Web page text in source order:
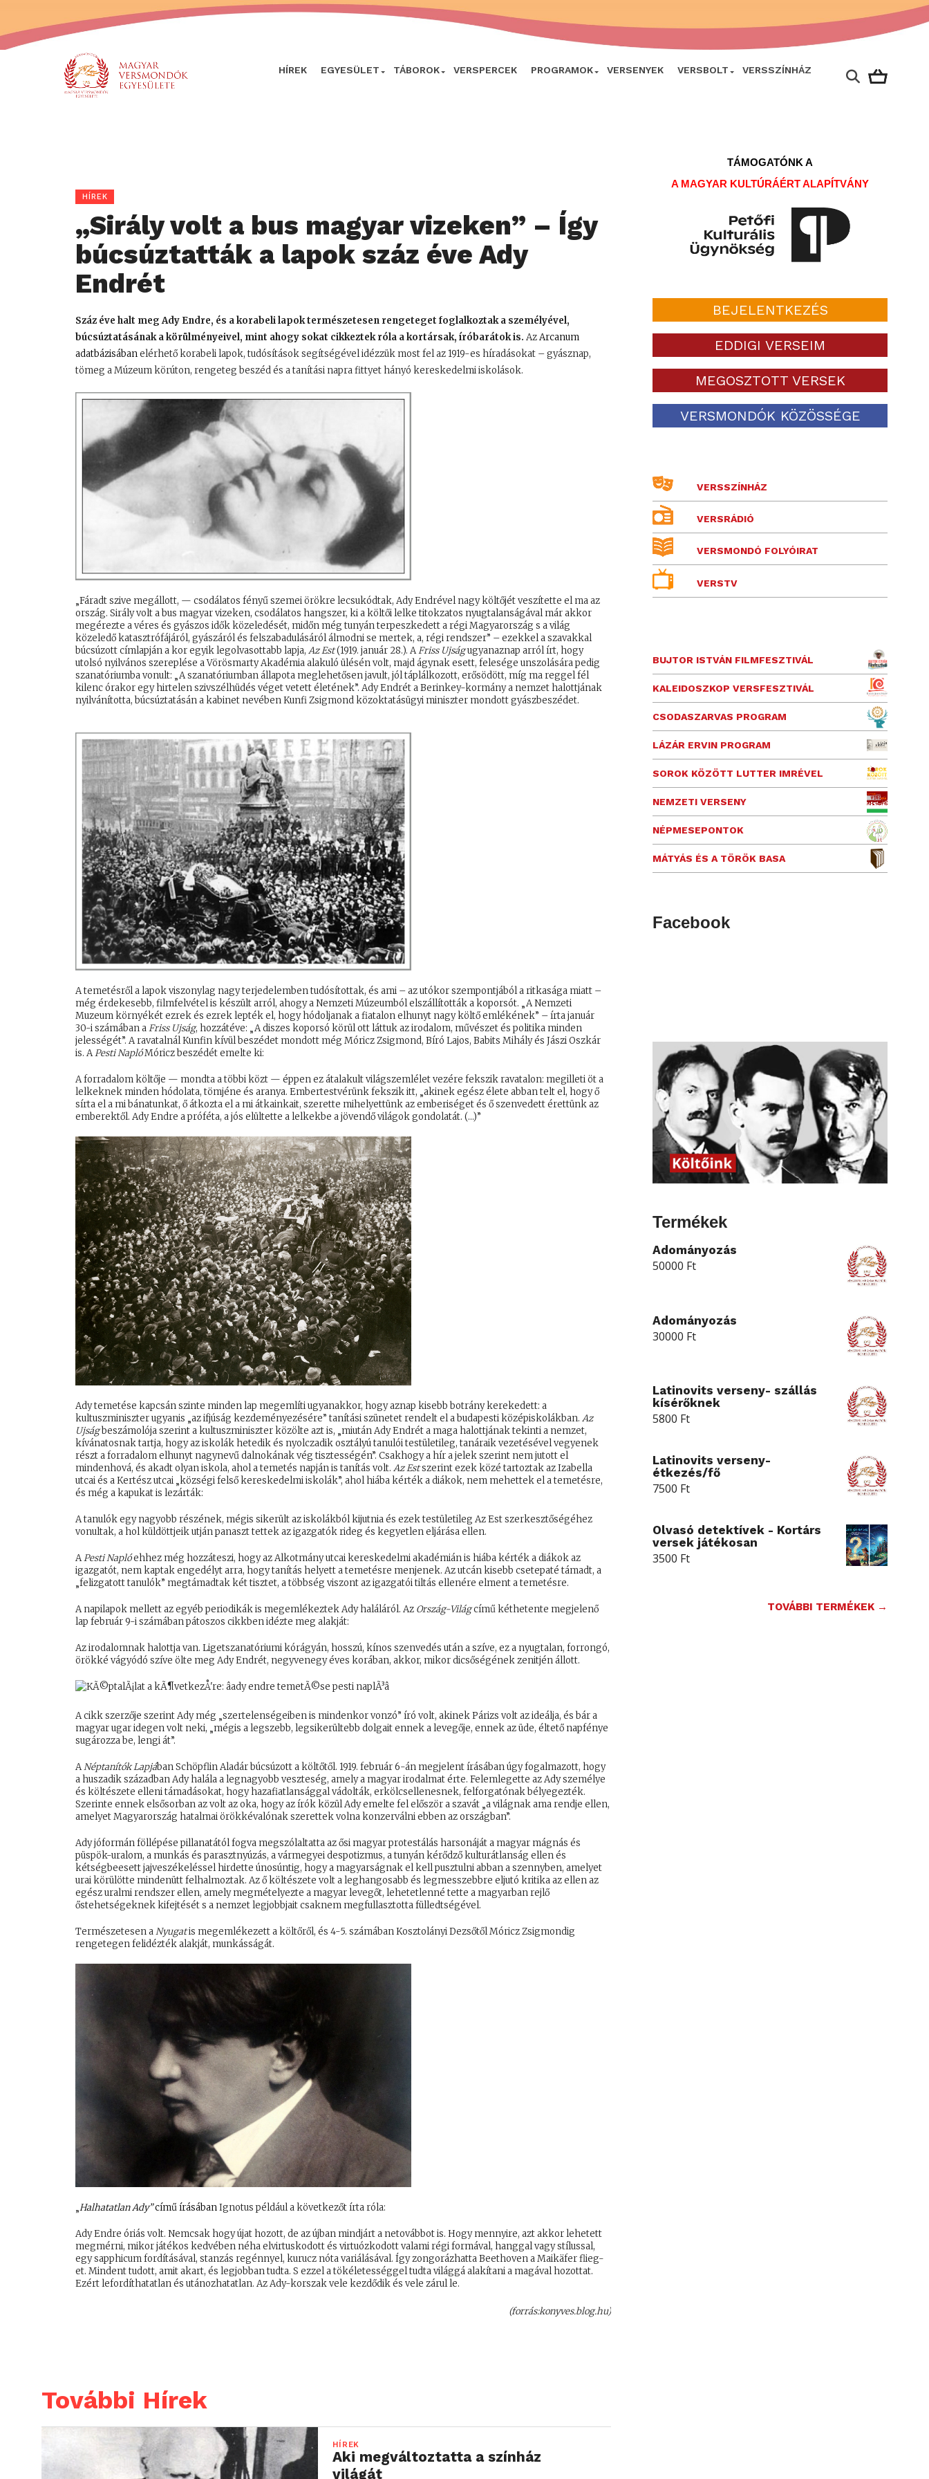
HÍREK EGYESÜLET TÁBOROK VERSPERCEK PROGRAMOK VERSENYEK VERSBOLT VERSSZÍNHÁZ
HÍREK
„Sirály volt a bus magyar vizeken” – Így
búcsúztatták a lapok száz éve Ady
Endrét
Száz éve halt meg Ady Endre, és a korabeli lapok természetesen rengeteget foglalkoztak a személyével,
búcsúztatásának a körülményeivel, mint ahogy sokat cikkeztek róla a kortársak, íróbarátok is. AzArcanum
adatbázisábanelérhető korabeli lapok, tudósítások segítségével idézzük most fel az 1919-es híradásokat – gyásznap,
tömeg a Múzeum körúton, rengeteg beszéd és a tanítási napra fittyet hányó kereskedelmi iskolások.
„Fáradt szive megállott, — csodálatos fényű szemei örökre lecsukódtak, Ady Endrével nagy költőjét veszítette el ma az
ország. Sirály volt a bus magyar vizeken, csodálatos hangszer, ki a költői lelke titokzatos nyugtalanságával már akkor
megérezte a véres és gyászos idők közeledését, midőn még tunyán terpeszkedett a régi Magyarország s a világ
közeledő katasztrófájáról, gyászáról és felszabadulásáról álmodni se mertek, a, régi rendszer” – ezekkel a szavakkal
búcsúzott címlapján a kor egyik legolvasottabb lapja,Az Est(1919. január 28.). AFriss Ujságugyanaznap arról írt, hogy
utolsó nyilvános szereplése a Vörösmarty Akadémia alakuló ülésén volt, majd ágynak esett, felesége unszolására pedig
szanatóriumba vonult: „A szanatóriumban állapota meglehetősen javult, jól táplálkozott, erősödött, míg ma reggel fél
kilenc órakor egy hirtelen szivszélhüdés véget vetett életének”. Ady Endrét a Berinkey-kormány a nemzet halottjának
nyilvánította, búcsúztatásán a kabinet nevében Kunfi Zsigmond közoktatásügyi miniszter mondott gyászbeszédet.
A temetésről a lapok viszonylag nagy terjedelemben tudósítottak, és ami – az utókor szempontjából a ritkasága miatt –
még érdekesebb, filmfelvétel is készült arról, ahogy a Nemzeti Múzeumból elszállították a koporsót. „A Nemzeti
Muzeum környékét ezrek és ezrek lepték el, hogy hódoljanak a fiatalon elhunyt nagy költő emlékének” – írta január
30-i számában aFriss Ujság, hozzátéve: „A diszes koporsó körül ott láttuk az irodalom, művészet és politika minden
jelességét”. A ravatalnál Kunfin kívül beszédet mondott még Móricz Zsigmond, Bíró Lajos, Babits Mihály és Jászi Oszkár
is. APesti NaplóMóricz beszédét emelte ki:
A forradalom költője — mondta a többi közt — éppen ez átalakult világszemlélet vezére fekszik ravatalon: megilleti öt a
lelkeknek minden hódolata, tömjéne és aranya. Embertestvérünk fekszik itt, „akinek egész élete abban telt el, hogy ő
sírta el a mi bánatunkat, ő átkozta el a mi átkainkait, szerette mihelyettünk az emberiséget és ő szenvedett érettünk az
emberektől. Ady Endre a próféta, a jós elültette a lelkekbe a jövendő világok gondolatát. (…)”
Ady temetése kapcsán szinte minden lap megemlíti ugyanakkor, hogy aznap kisebb botrány kerekedett: a
kultuszminiszter ugyanis „az ifjúság kezdeményezésére” tanítási szünetet rendelt el a budapesti középiskolákban.Az
Ujságbeszámolója szerint a kultuszminiszter közölte azt is, „miután Ady Endrét a maga halottjának tekinti a nemzet,
kívánatosnak tartja, hogy az iskolák hetedik és nyolczadik osztályú tanulói testületileg, tanáraik vezetésével vegyenek
részt a forradalom elhunyt nagynevű dalnokának vég tisztességén”. Csakhogy a hír a jelek szerint nem jutott el
mindenhová, és akadt olyan iskola, ahol a temetés napján is tanítás volt.Az Estszerint ezek közé tartoztak az Izabella
utcai és a Kertész utcai „községi felső kereskedelmi iskolák”, ahol hiába kérték a diákok, nem mehettek el a temetésre,
és még a kapukat is lezárták:
A tanulók egy nagyobb részének, mégis sikerült az iskolákból kijutnia és ezek testületileg Az Est szerkesztőségéhez
vonultak, a hol küldöttjeik utján panaszt tettek az igazgatók rideg és kegyetlen eljárása ellen.
APesti Naplóehhez még hozzáteszi, hogy az Alkotmány utcai kereskedelmi akadémián is hiába kérték a diákok az
igazgatót, nem kaptak engedélyt arra, hogy tanítás helyett a temetésre menjenek. Az utcán kisebb csetepaté támadt, a
„felizgatott tanulók” megtámadtak két tisztet, a többség viszont az igazgatói tiltás ellenére elment a temetésre.
A napilapok mellett az egyéb periodikák is megemlékeztek Ady haláláról. Az Ország-Világcímű kéthetente megjelenő
lap február 9-i számában pátoszos cikkben idézte meg alakját:
Az irodalomnak halottja van. Ligetszanatóriumi kórágyán, hosszú, kínos szenvedés után a szíve, ez a nyugtalan, forrongó,
örökké vágyódó szíve ölte meg Ady Endrét, negyvenegy éves korában, akkor, mikor dicsőségének zenitjén állott.
A cikk szerzője szerint Ady még „szertelenségeiben is mindenkor vonzó” író volt, akinek Párizs volt az ideálja, és bár a
magyar ugar idegen volt neki, „mégis a legszebb, legsikerültebb dolgait ennek a levegője, ennek az üde, éltető napfénye
sugározza be, lengi át”.
ANéptanítók Lapjában Schöpflin Aladár búcsúzott a költőtől. 1919. február 6-án megjelent írásában úgy fogalmazott, hogy
a huszadik században Ady halála a legnagyobb veszteség, amely a magyar irodalmat érte. Felemlegette az Ady személye
és költészete elleni támadásokat, hogy hazafiatlansággal vádolták, erkölcsellenesnek, felforgatónak bélyegezték.
Szerinte ennek elsősorban az volt az oka, hogy az írók közül Ady emelte fel először a szavát „a világnak ama rendje ellen,
amelyet Magyarország hatalmai örökkévalónak szerettek volna konzerválni ebben az országban”.
Ady jóformán föllépése pillanatától fogva megszólaltatta az ősi magyar protestálás harsonáját a magyar mágnás és
püspök-uralom, a munkás és parasztnyúzás, a vármegyei despotizmus, a tunyán kérődző kulturátlanság ellen és
kétségbeesett jajveszékeléssel hirdette únosúntig, hogy a magyarságnak el kell pusztulni abban a szennyben, amelyet
urai körülötte mindenütt felhalmoztak. Az ő költészete volt a leghangosabb és legmesszebbre eljutó kritika az ellen az
egész uralmi rendszer ellen, amely megmételyezte a magyar levegőt, lehetetlenné tette a magyarban rejlő
őstehetségeknek kifejtését s a nemzet legjobbjait csaknem megfullasztotta fülledtségével.
Természetesen aNyugatis megemlékezett a költőről, és 4-5. számában Kosztolányi Dezsőtől Móricz Zsigmondig
rengetegen felidézték alakját, munkásságát.
„Halhatatlan Ady”című írásábanIgnotus például a következőt írta róla:
Ady Endre óriás volt. Nemcsak hogy újat hozott, de az újban mindjárt a netovábbot is. Hogy mennyire, azt akkor lehetett
megmérni, mikor játékos kedvében néha elvirtuskodott és virtuózkodott valami régi formával, hanggal vagy stílussal,
egy sapphicum fordításával, stanzás regénnyel, kurucz nóta variálásával. Így zongorázhatta Beethoven a Maikäfer flieg-
et. Mindent tudott, amit akart, és legjobban tudta. S ezzel a tökéletességgel tudta világgá alakítani a magával hozottat.
Ezért lefordíthatatlan és utánozhatatlan. Az Ady-korszak vele kezdődik és vele zárul le.
(forrás:konyves.blog.hu)
További Hírek
HÍREK
Aki megváltoztatta a színház
világát
TÁMOGATÓNK A
A MAGYAR KULTÚRÁÉRT ALAPÍTVÁNY
BEJELENTKEZÉS
EDDIGI VERSEIM
MEGOSZTOTT VERSEK
VERSMONDÓK KÖZÖSSÉGE
VERSSZÍNHÁZ
VERSRÁDIÓ
VERSMONDÓ FOLYÓIRAT
VERSTV
BUJTOR ISTVÁN FILMFESZTIVÁL
KALEIDOSZKOP VERSFESZTIVÁL
CSODASZARVAS PROGRAM
LÁZÁR ERVIN PROGRAM
SOROK KÖZÖTT LUTTER IMRÉVEL
NEMZETI VERSENY
NÉPMESEPONTOK
MÁTYÁS ÉS A TÖRÖK BASA
Facebook
Termékek
Adományozás
50000 Ft
Adományozás
30000 Ft
Latinovits verseny- szállás
kísérőknek
5800 Ft
Latinovits verseny-
étkezés/fő
7500 Ft
Olvasó detektívek - Kortárs
versek játékosan
3500 Ft
TOVÁBBI TERMÉKEK →